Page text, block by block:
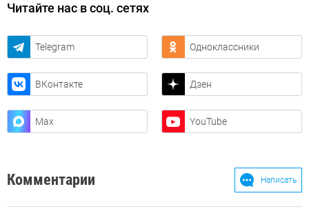
Читайте нас в соц. сетях
Telegram Одноклассники
ВКонтакте Дзен
Max YouTube
Комментарии Написать